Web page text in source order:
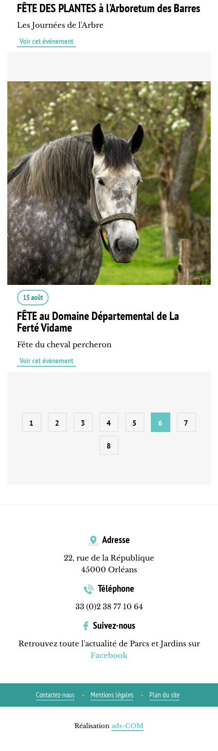
FÊTE DES PLANTES à l'Arboretum des Barres
Les Journées de l'Arbre
Voir cet événement
15 août
FÊTE au Domaine Départemental de La
Ferté Vidame
Fête du cheval percheron
Voir cet événement
1 2 3 4 5 6 7
8
Adresse
22, rue de la République
45000 Orléans
Téléphone
33 (0)2 38 77 10 64
Suivez-nous
Retrouvez toute l'actualité de Parcs et Jardins sur
Facebook
Contactez-nous Mentions légales Plan du site
Réalisation ads-COM